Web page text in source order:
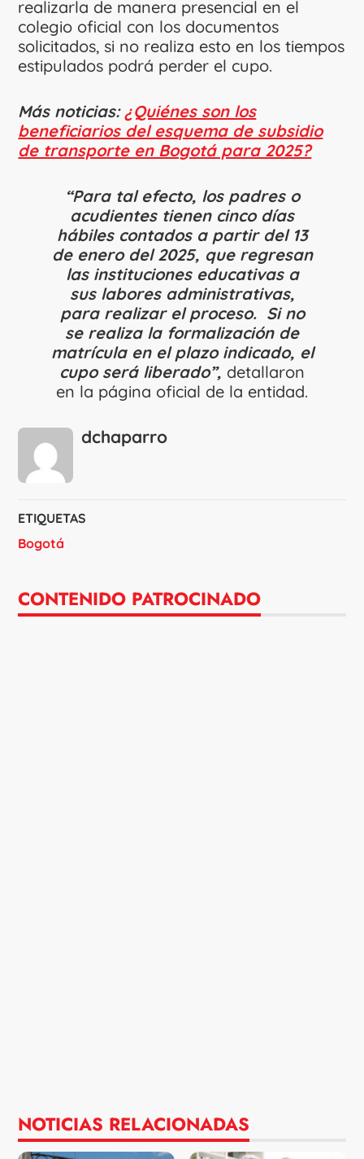
realizarla de manera presencial en el
colegio oficial con los documentos
solicitados, si no realiza esto en los tiempos
estipulados podrá perder el cupo.
Más noticias: ¿Quiénes son los
beneficiarios del esquema de subsidio
de transporte en Bogotá para 2025?
“Para tal efecto, los padres o
acudientes tienen cinco días
hábiles contados a partir del 13
de enero del 2025, que regresan
las instituciones educativas a
sus labores administrativas,
para realizar el proceso. Si no
se realiza la formalización de
matrícula en el plazo indicado, el
cupo será liberado”, detallaron
en la página oficial de la entidad.
dchaparro
ETIQUETAS
Bogotá
CONTENIDO PATROCINADO
NOTICIAS RELACIONADAS